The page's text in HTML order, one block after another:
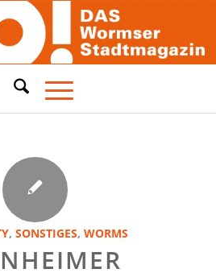
,SONSTIGES,WORMS